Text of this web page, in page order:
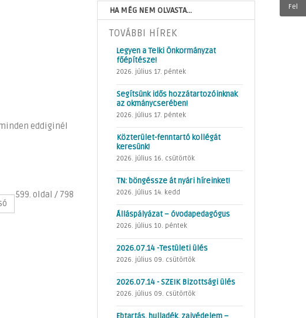
eddiginél
599. oldal / 798
HA MÉG NEM OLVASTA...
TOVÁBBI HÍREK
Legyen a Telki Önkormányzat
főépítésze!
2026. július 17. péntek
Segítsünk idős hozzátartozóinknak
az okmánycserében!
2026. július 17. péntek
Közterület-fenntartó kollégát
keresünk!
2026. július 16. csütörtök
TN: böngéssze át nyári híreinket!
2026. július 14. kedd
Álláspályázat – óvodapedagógus
2026. július 10. péntek
2026.07.14 -Testületi ülés
2026. július 09. csütörtök
2026.07.14 - SZEIK Bizottsági ülés
2026. július 09. csütörtök
Ebtartás, hulladék, zajvédelem –
Fel